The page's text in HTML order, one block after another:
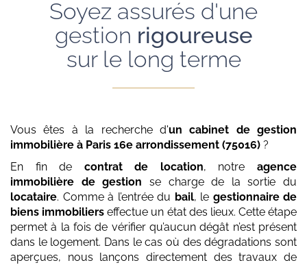
Soyez assurés d'une
gestion rigoureuse
sur le long terme
Vous êtes à la recherche d'un cabinet de gestion
immobilière à Paris 16e arrondissement (75016) ?
En fin de contrat de location, notreagence
immobilière de gestion se charge de la sortie du
locataire. Comme à l’entrée du bail, le gestionnaire de
biens immobilierseffectue un état des lieux. Cette étape
permet à la fois de vérifier qu’aucun dégât n’est présent
dans le logement. Dans le cas où des dégradations sont
aperçues, nous lançons directement des travaux de